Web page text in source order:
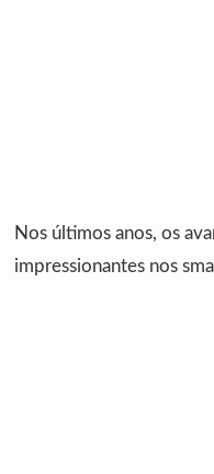
Nos últimos anos, os
impressionantes nos